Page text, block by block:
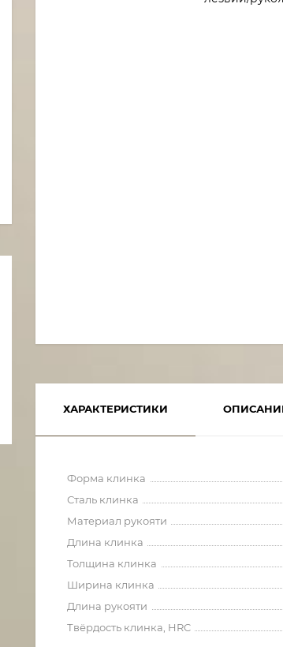
ХАРАКТЕРИСТИКИ
Форма клинка
Сталь клинка
Материал рукояти
Длина клинка
Толщина клинка
Ширина клинка
Длина рукояти
Твёрдость клинка, HRC